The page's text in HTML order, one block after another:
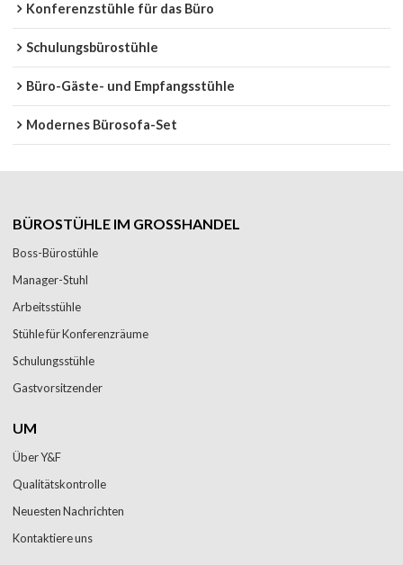
Konferenzstühle für das Büro
Schulungsbürostühle
Büro-Gäste- und Empfangsstühle
Modernes Bürosofa-Set
BÜROSTÜHLE IM GROSSHANDEL
Boss-Bürostühle
Manager-Stuhl
Arbeitsstühle
Stühle für Konferenzräume
Schulungsstühle
Gastvorsitzender
UM
Über Y&F
Qualitätskontrolle
Neuesten Nachrichten
Kontaktiere uns